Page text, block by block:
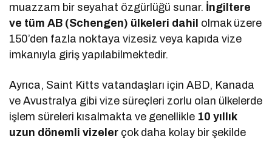
muazzam bir seyahat özgürlüğü sunar. İngiltere
ve tüm AB (Schengen) ülkeleri dahil olmak üzere
150’den fazla noktaya vizesiz veya kapıda vize
imkanıyla giriş yapılabilmektedir.
Ayrıca, Saint Kitts vatandaşları için ABD, Kanada
ve Avustralya gibi vize süreçleri zorlu olan ülkelerde
işlem süreleri kısalmakta ve genellikle 10 yıllık
uzun dönemli vizeler çok daha kolay bir şekilde